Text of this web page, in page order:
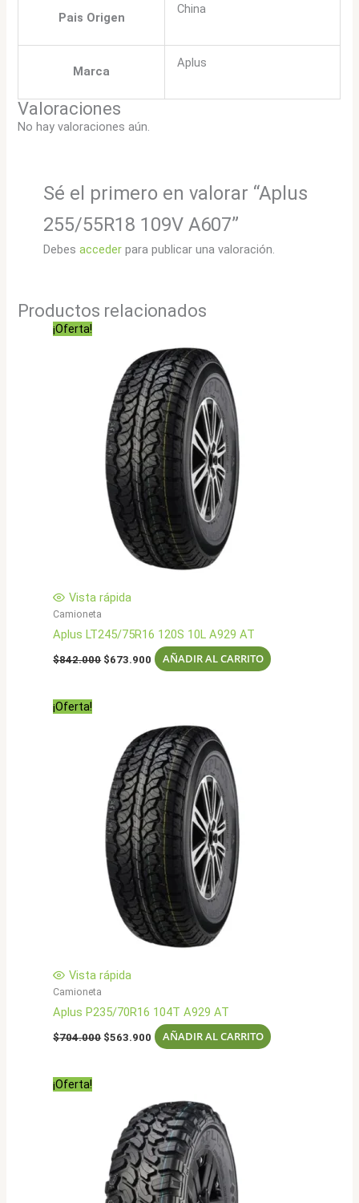
Pais Origen
China
Marca
Aplus
Valoraciones
No hay valoraciones aún.
Sé el primero en valorar “Aplus
255/55R18 109V A607”
Debes accederpara publicar una valoración.
Productos relacionados
¡Oferta!
Vista rápida
Camioneta
Aplus LT245/75R16 120S 10L A929 AT
$842.000 El
$673.900 El
precio
AÑADIR AL CARRITO
¡Oferta!
Vista rápida
Camioneta
Aplus P235/70R16 104T A929 AT
$704.000 El
$563.900 El
precio
AÑADIR AL CARRITO
¡Oferta!